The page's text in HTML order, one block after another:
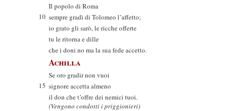
Il popolo di Roma
10 sempre gradì di Tolomeo l’affetto;
io grato gli sarò, le ricche offerte
tu le ritorna e dille
che i doni no ma la sua fede accetto.
Achilla
Se oro gradir non vuoi
15 signore accetta almeno
il don che t’offre dei nemici tuoi.
(Vengono condotti i priggionieri)